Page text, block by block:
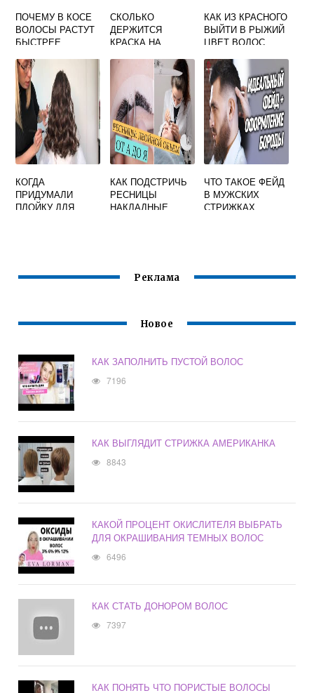
ПОЧЕМУ В КОСЕ
ВОЛОСЫ РАСТУТ
БЫСТРЕЕ
СКОЛЬКО
ДЕРЖИТСЯ
КРАСКА НА
КАК ИЗ КРАСНОГО
ВЫЙТИ В РЫЖИЙ
ЦВЕТ ВОЛОС
КОГДА
ПРИДУМАЛИ
ПЛОЙКУ ДЛЯ
КАК ПОДСТРИЧЬ
РЕСНИЦЫ
НАКЛАДНЫЕ
ЧТО ТАКОЕ ФЕЙД
В МУЖСКИХ
СТРИЖКАХ
Реклама
Новое
КАК ЗАПОЛНИТЬ ПУСТОЙ ВОЛОС
7196
КАК ВЫГЛЯДИТ СТРИЖКА АМЕРИКАНКА
8843
КАКОЙ ПРОЦЕНТ ОКИСЛИТЕЛЯ ВЫБРАТЬ
ДЛЯ ОКРАШИВАНИЯ ТЕМНЫХ ВОЛОС
6496
КАК СТАТЬ ДОНОРОМ ВОЛОС
7397
КАК ПОНЯТЬ ЧТО ПОРИСТЫЕ ВОЛОСЫ